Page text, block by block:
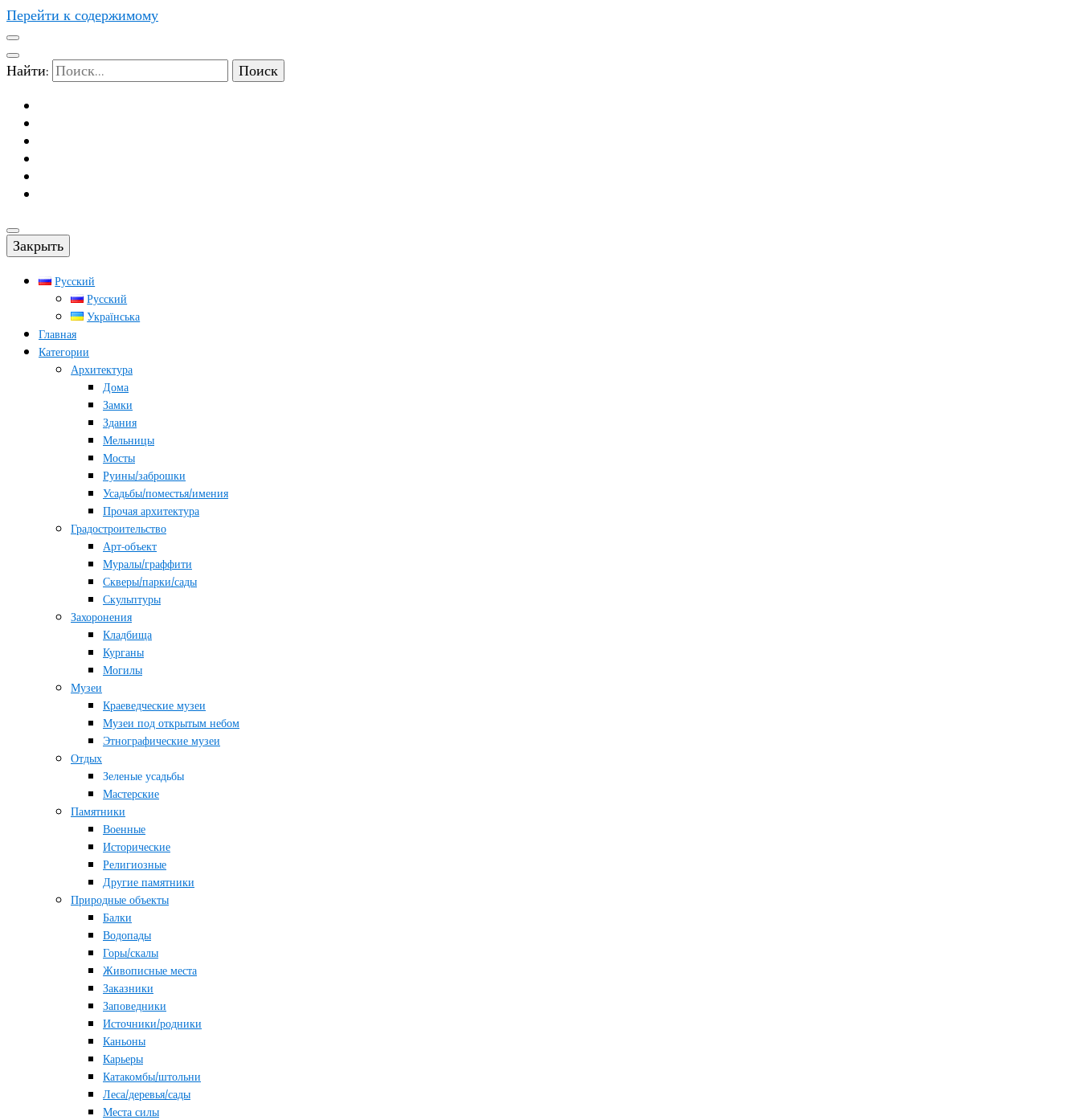
Перейти к содержимому
Найти:
Закрыть
Русский
Русский
Українська
Главная
Категории
Архитектура
Дома
Замки
Здания
Мельницы
Мосты
Руины/заброшки
Усадьбы/поместья/имения
Прочая архитектура
Градостроительство
Арт-объект
Муралы/граффити
Скверы/парки/сады
Скульптуры
Захоронения
Кладбища
Курганы
Могилы
Музеи
Краеведческие музеи
Музеи под открытым небом
Этнографические музеи
Отдых
Зеленые усадьбы
Мастерские
Памятники
Военные
Исторические
Религиозные
Другие памятники
Природные объекты
Балки
Водопады
Горы/скалы
Живописные места
Заказники
Заповедники
Источники/родники
Каньоны
Карьеры
Катакомбы/штольни
Леса/деревья/сады
Места силы